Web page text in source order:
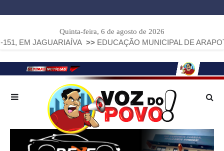
Quinta-feira, 6 de agosto de 2026
>> EDUCAÇÃO MUNICIPAL DE ARAPOTI